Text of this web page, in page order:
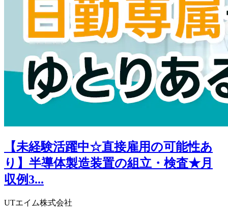
【未経験活躍中☆直接雇用の可能性あ
り】半導体製造装置の組立・検査★月
収例3...
UTエイム株式会社